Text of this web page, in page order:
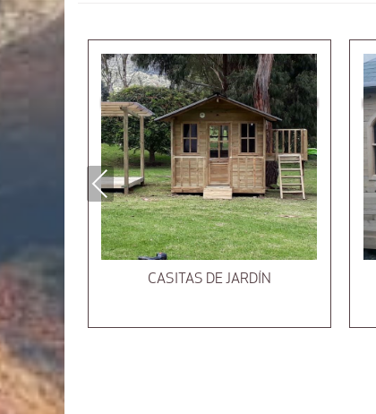
CASITAS DE JARDÍN
Previous